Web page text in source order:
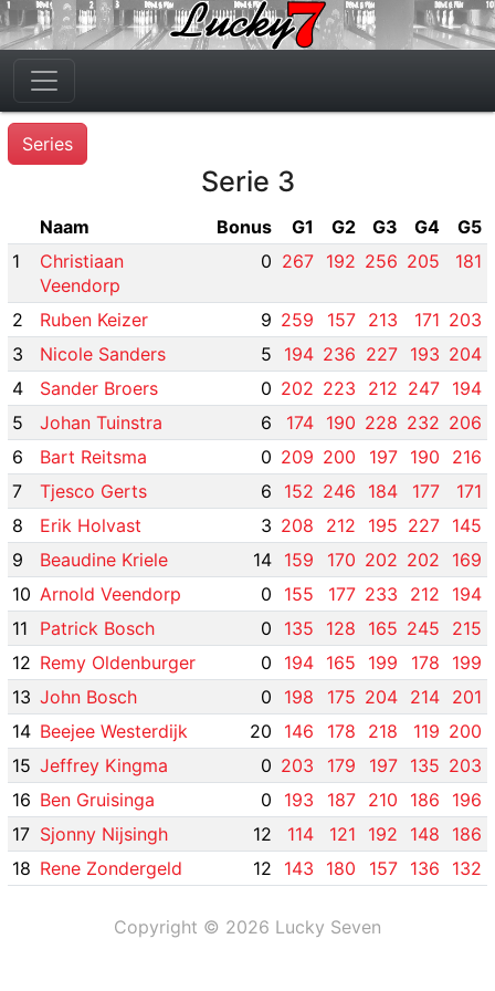
Series
Serie 3
Naam Bonus G1 G2 G3 G4
G5
1
Christiaan
Veendorp
0 267 192 256 205 181
2 Ruben Keizer 9 259 157 213 171 203
3
Nicole Sanders 5 194 236 227 193 204
4
Sander Broers 0 202 223 212 247 194
5
Johan Tuinstra 6 174 190 228 232 206
6
Bart Reitsma 0 209 200 197 190 216
7
Tjesco Gerts 6 152 246 184 177 171
8
Erik Holvast 3 208 212 195 227 145
9
Beaudine Kriele 14 159 170 202 202 169
10 Arnold Veendorp 0 155 177 233 212
194
11
Patrick Bosch 0 135 128 165 245 215
12 Remy Oldenburger 0 194 165 199 178 199
13 John Bosch 0 198 175 204 214 201
14 Beejee Westerdijk 20 146 178 218 119 200
15 Jeffrey Kingma 0 203 179 197 135 203
16 Ben Gruisinga 0 193 187 210 186 196
17 Sjonny Nijsingh 12 114 121 192 148 186
18 Rene Zondergeld 12 143 180 157 136 132
Copyright © 2026 Lucky Seven